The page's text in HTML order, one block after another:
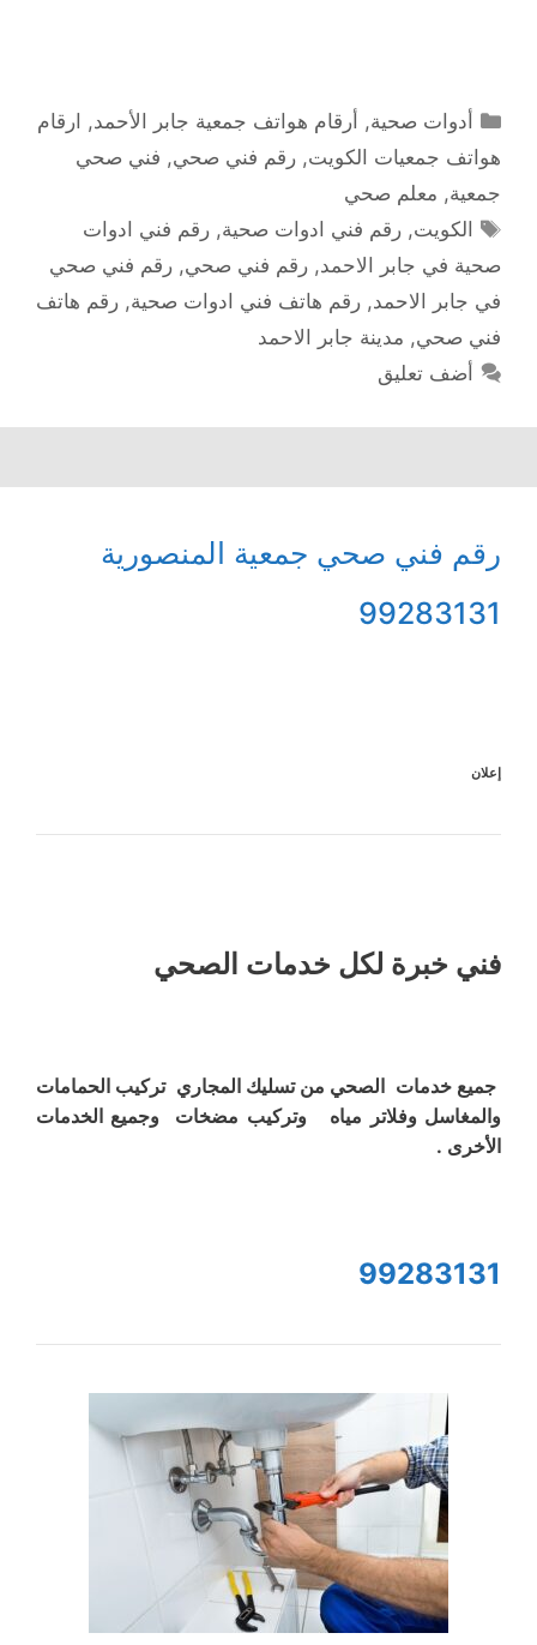
التصنيفات
أدوات صحية, أرقام هواتف جمعية جابر الأحمد, ارقام
هواتف جمعيات الكويت, رقم فني صحي, فني صحي
جمعية, معلم صحي
الوسوم
الكويت,رقم فني ادوات صحية,رقم فني ادوات
صحية في جابر الاحمد, رقم فني صحي, رقم فني صحي
في جابر الاحمد, رقم هاتف فني ادوات صحية, رقم هاتف
فني صحي, مدينة جابر الاحمد
أضف تعليق
رقم فني صحي جمعية المنصورية
99283131
إعلان
فني خبرة لكل خدمات الصحي
جميع خدمات الصحي من تسليك المجاري تركيب الحمامات
والمغاسل وفلاتر مياه وتركيب مضخات وجميع الخدمات
الأخرى .
99283131